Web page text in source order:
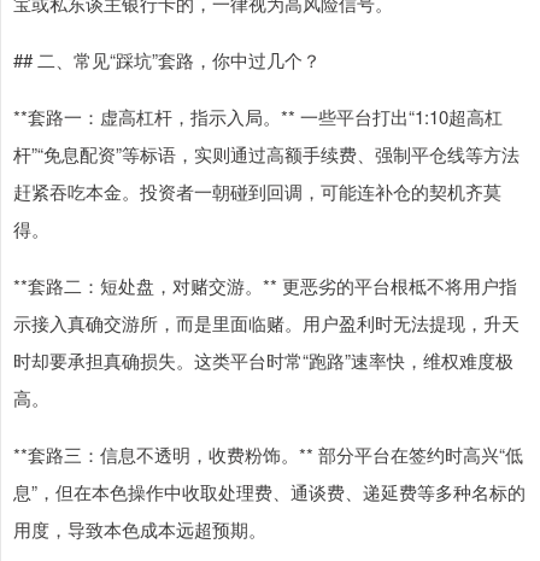
## 二、常见“踩坑”套路，你中过几个？
**套路一：虚高杠杆，指示入局。** 一些平台打出“1:10超高杠
杆”“免息配资”等标语，实则通过高额手续费、强制平仓线等方法
赶紧吞吃本金。投资者一朝碰到回调，可能连补仓的契机齐莫
得。
**套路二：短处盘，对赌交游。** 更恶劣的平台根柢不将用户指
示接入真确交游所，而是里面临赌。用户盈利时无法提现，升天
时却要承担真确损失。这类平台时常“跑路”速率快，维权难度极
高。
**套路三：信息不透明，收费粉饰。** 部分平台在签约时高兴“低
息”，但在本色操作中收取处理费、通谈费、递延费等多种名标的
用度，导致本色成本远超预期。